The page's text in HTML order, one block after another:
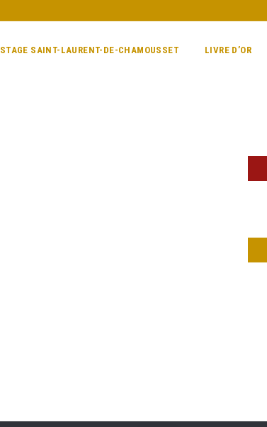
STAGE SAINT-LAURENT-DE-CHAMOUSSET LIVRE D’OR